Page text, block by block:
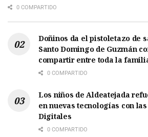
0 COMPARTIDO
Doñinos da el pistoletazo de
Santo Domingo de Guzmán
compartir entre toda la
0 COMPARTIDO
Los niños de Aldeatejada
en nuevas tecnologías con
Digitales
0 COMPARTIDO